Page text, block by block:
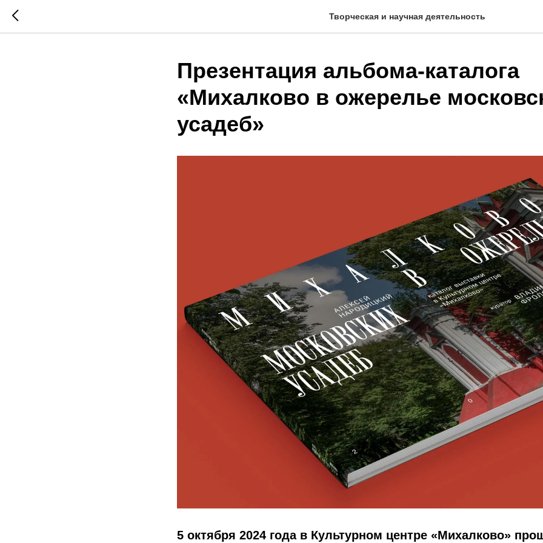
Творческая и научная деятельность
Презентация альбома-каталога
«Михалково в ожерелье
усадеб»
5 октября 2024 года в Культурном центре «Михалково»